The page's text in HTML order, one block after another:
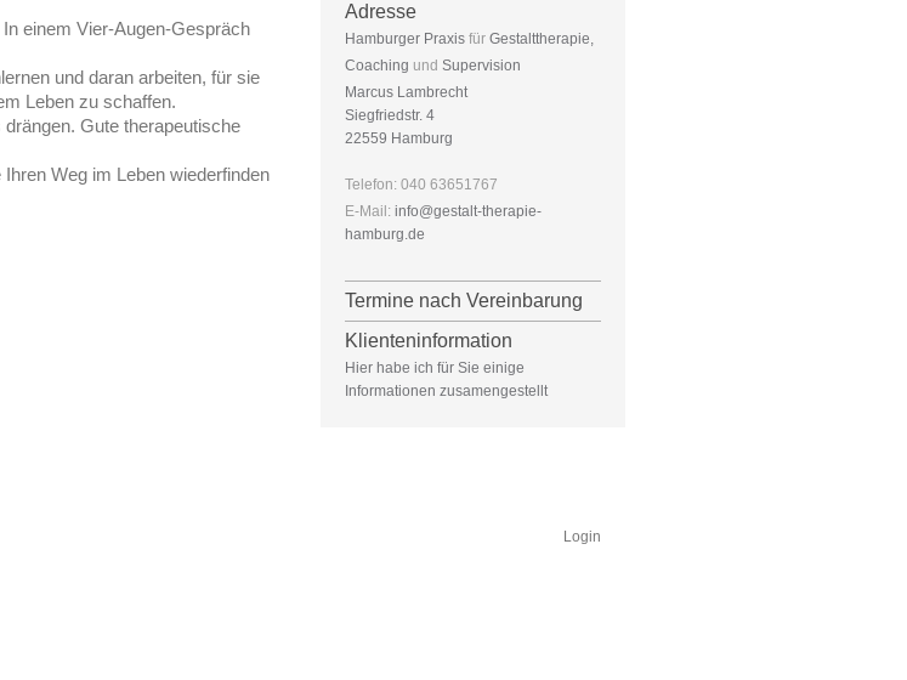
einem Vier-Augen-Gespräch
und daran arbeiten, für sie
Leben zu schaffen.
Gute therapeutische
Weg im Leben wiederfinden
Adresse
Hamburger Praxis fürGestalttherapie,
Coaching undSupervision
Marcus Lambrecht
Siegfriedstr. 4
22559 Hamburg
Telefon: 040 63651767
E-Mail:info@gestalt-therapie-
hamburg.de
Termine nach Vereinbarung
Klienteninformation
Hier habe ich für Sie einige
Informationen zusamengestellt
Login